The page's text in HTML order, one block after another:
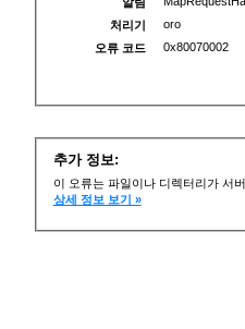
처리기
oro
오류 코드
0x80070002
추가 정보:
이 오류는 파일이나 디렉터리가 서
상세 정보 보기 »